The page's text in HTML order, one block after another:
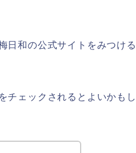
日和の公式サイトをみつける
チェックされるとよいかもし